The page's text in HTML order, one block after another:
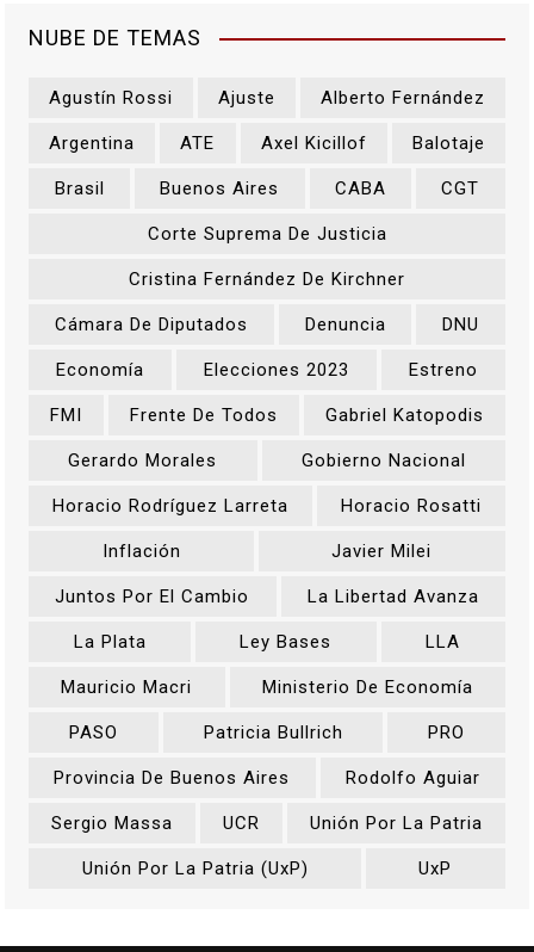
NUBE DE TEMAS
Agustín Rossi Ajuste Alberto Fernández
Argentina ATE Axel Kicillof Balotaje
Brasil Buenos Aires CABA CGT
Corte Suprema De Justicia
Cristina Fernández De Kirchner
Cámara De Diputados Denuncia DNU
Economía Elecciones 2023 Estreno
FMI Frente De Todos Gabriel Katopodis
Gerardo Morales Gobierno Nacional
Horacio Rodríguez Larreta Horacio Rosatti
Inflación Javier Milei
Juntos Por El Cambio La Libertad Avanza
La Plata Ley Bases LLA
Mauricio Macri Ministerio De Economía
PASO Patricia Bullrich PRO
Provincia De Buenos Aires Rodolfo Aguiar
Sergio Massa UCR Unión Por La Patria
Unión Por La Patria (UxP) UxP